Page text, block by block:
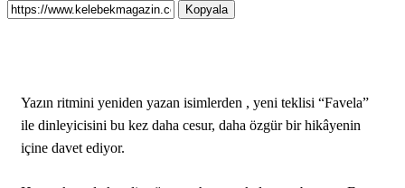
Kopyala
Yazın ritmini yeniden yazan isimlerden , yeni teklisi “Favela”
ile dinleyicisini bu kez daha cesur, daha özgür bir hikâyenin
içine davet ediyor.